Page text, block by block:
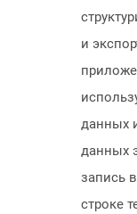
и
данных
данных
запись
строке